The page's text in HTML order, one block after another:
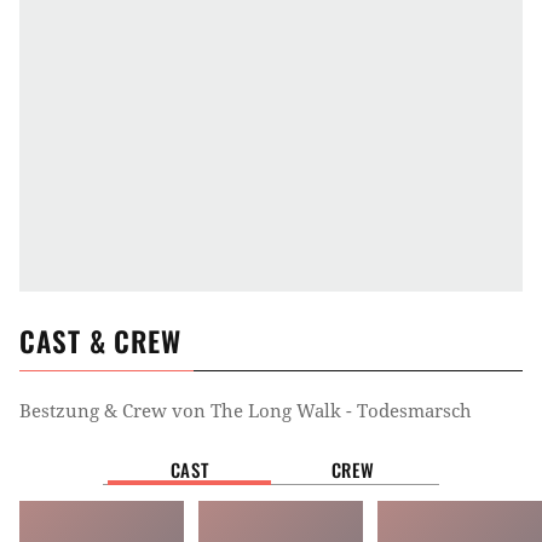
CAST & CREW
Bestzung & Crew von The Long Walk - Todesmarsch
CAST CREW